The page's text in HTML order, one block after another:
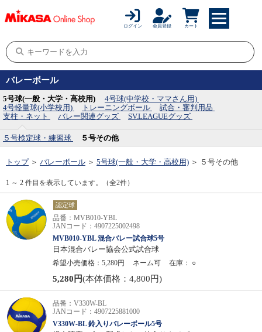
ログイン 会員登録 カート
バレーボール
5号球(一般・大学・高校用)
4号球(中学校・ママさん用)
4号軽量球(小学校用)
トレーニングボール
試合・審判用品
支柱・ネット
バレー関連グッズ SV.LEAGUEグッズ
５号検定球・練習球 ５号その他
トップ ＞ バレーボール ＞ 5号球(一般・大学・高校用) ＞ ５号その他
1 ～ 2 件目を表示しています。（全2件）
認定球
品番：MVB010-YBL
JANコード：4907225002498
MVB010-YBL 混合バレー試合球5号
日本混合バレー協会公式試合球
希望小売価格：5,280円
ネーム可 在庫： ○
5,280円(本体価格：4,800円)
品番：V330W-BL
JANコード：4907225881000
V330W-BL 鈴入りバレーボール5号